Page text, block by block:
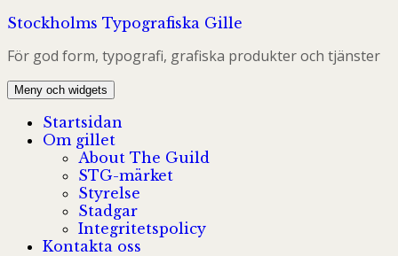
Hoppa
innehåll
Stockholms Typografiska Gille
För god form, typografi, grafiska produkter och tjänster
Meny och widgets
Startsidan
Om gillet
About The Guild
STG-märket
Styrelse
Stadgar
Integritetspolicy
Kontakta oss